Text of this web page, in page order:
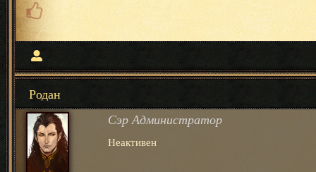
Родан
Сэр Администратор
Неактивен